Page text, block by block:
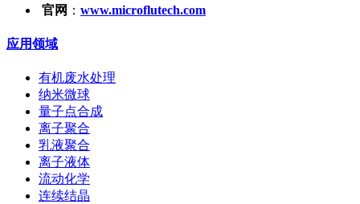
官网 ： www.microflutech.com
应用领域
有机废水处理
纳米微球
量子点合成
离子聚合
乳液聚合
离子液体
流动化学
连续结晶